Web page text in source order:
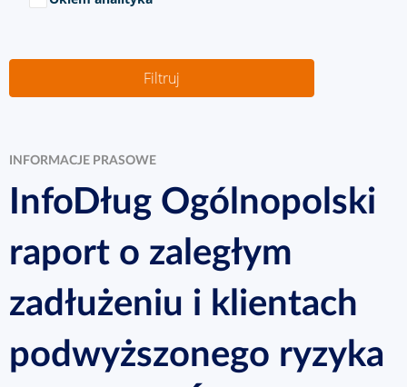
INFORMACJE PRASOWE
InfoDług Ogólnopolski
raport o zaległym
zadłużeniu i klientach
podwyższonego ryzyka